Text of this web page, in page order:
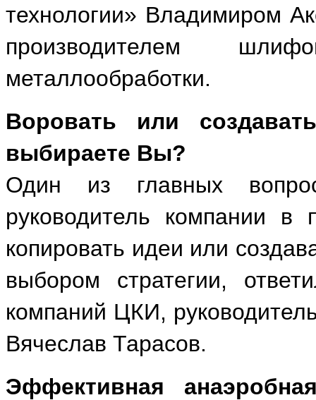
технологии» Владимиром
производителем
металлообработки.
Воровать или
выбираете Вы?
Один из главных
руководитель компании в
копировать идеи или
выбором стратегии,
компаний ЦКИ,
Вячеслав Тарасов.
Эффективная